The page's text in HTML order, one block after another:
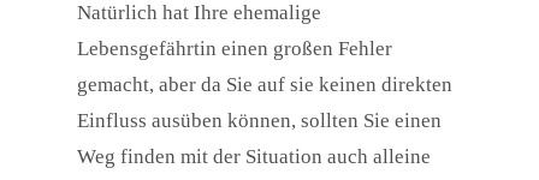
Natürlich hat Ihre ehemalige
Lebensgefährtin einen großen Fehler
gemacht, aber da Sie auf sie keinen direkten
Einfluss ausüben können, sollten Sie einen
Weg finden mit der Situation auch alleine